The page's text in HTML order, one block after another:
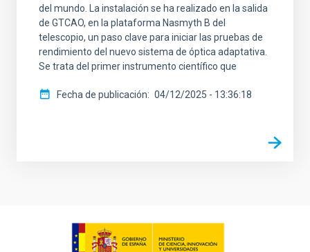
del mundo. La instalación se ha realizado en la salida
de GTCAO, en la plataforma Nasmyth B del
telescopio, un paso clave para iniciar las pruebas de
rendimiento del nuevo sistema de óptica adaptativa.
Se trata del primer instrumento científico que
Fecha de publicación 04/12/2025 - 13:36:18